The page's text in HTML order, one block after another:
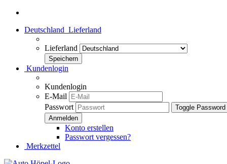
Deutschland Lieferland
Lieferland
Kundenlogin
Kundenlogin
E-Mail
Passwort
Toggle
Konto erstellen
Passwort vergessen?
Merkzettel